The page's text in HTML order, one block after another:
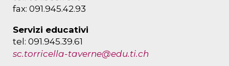
fax: 091.945.42.93
Servizi educativi
tel: 091.945.39.61
sc.torricella-taverne@edu.ti.ch